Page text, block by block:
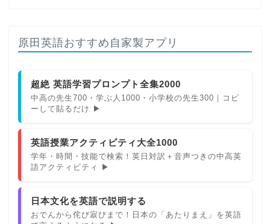
原田英語おすすめ自家製アプリ
超絶 英語学習プロンプト全集2000
中高の先生700・学ぶ人1000・小学校の先生300｜コピ
ーして貼るだけ ▶
英語授業アクティビティ大全1000
学年・時間・技能で検索！英日対訳＋音声つきの中高英
語アクティビティ ▶
日本文化を英語で説明する
おでんから侘び寂びまで！日本の「あたりまえ」を英語